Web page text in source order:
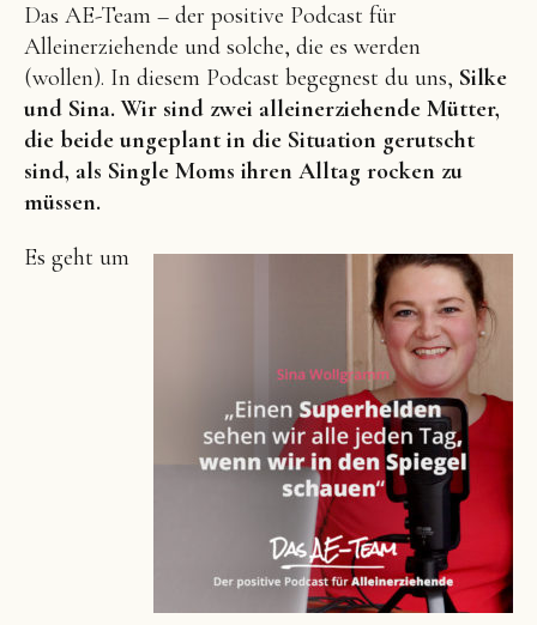
FacebookInstagramPinterest
Das AE-Team – der positive Podcast für
Alleinerziehende und solche, die es werden
(wollen). In diesem Podcast begegnest du uns, Silke
und Sina. Wir sind zwei alleinerziehende Mütter,
die beide ungeplant in die Situation gerutscht
sind, als Single Moms ihren Alltag rocken zu
müssen.
Es geht um